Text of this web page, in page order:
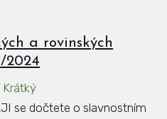
a rovinských
2024
Krátký
se dočtete o slavnostním